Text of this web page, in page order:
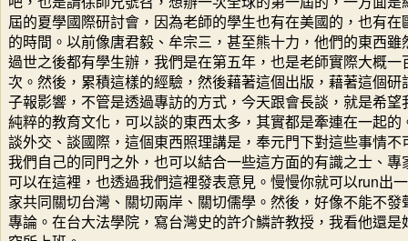
屆的夏學國際研討會，因為老師的學生也有在美國的，也有
的時間。以前像唐君毅、牟宗三，甚至熊十力，他們的東西
過世之後都有學生辦，我們是在第五年，也是老師實際大概
次。然後，累積這樣的經驗，然後藉著這個出版，藉著這個
子報影響，不管是透過專訪的方式，今天跟會長談，就是希
純粹的教育文化，可以談的東西太多，其實都是牽連在一起
談外交、談國際，這個東西照理講是，奉元門下對這些事情
我們自己的同門之外，也可以結合一些這方面的有識之士、
可以在這裡，也透過我們這裡發表意見。慢慢你就可以run出
家共同關切台灣、關切兩岸、關切儒學。然後，好像不能不
專論。在台大法學院，寫台灣史的許介鱗許教授，我看他還